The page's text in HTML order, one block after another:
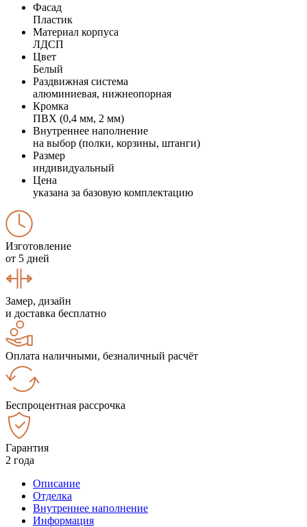
Фасад
Пластик
Материал корпуса
ЛДСП
Цвет
Белый
Раздвижная система
алюминиевая, нижнеопорная
Кромка
ПВХ (0,4 мм, 2 мм)
Внутреннее наполнение
на выбор (полки, корзины, штанги)
Размер
индивидуальный
Цена
указана за базовую комплектацию
Изготовление
от 5 дней
Замер, дизайн
и доставка бесплатно
Оплата наличными, безналичный расчёт
Беспроцентная рассрочка
Гарантия
2 года
Описание
Отделка
Внутреннее наполнение
Информация